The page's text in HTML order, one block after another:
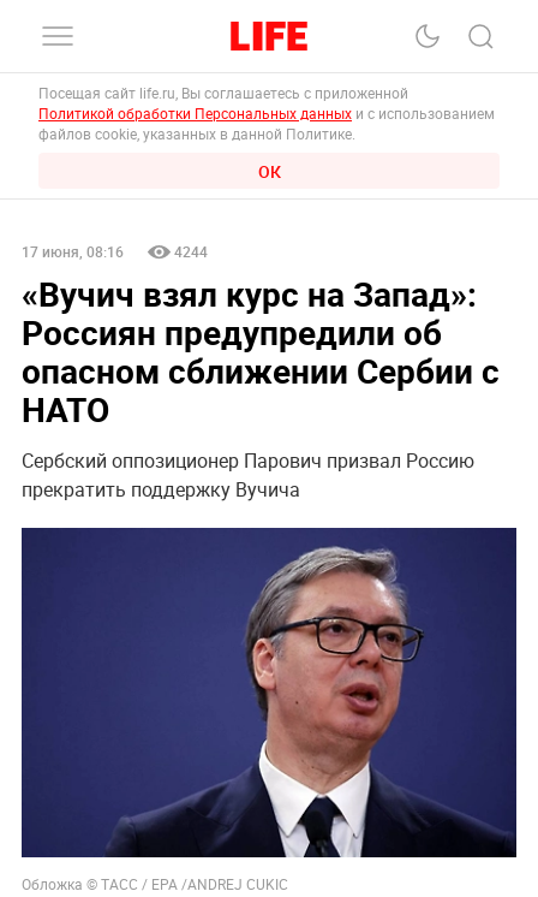
Посещая сайт life.ru, Вы соглашаетесь с приложенной
Политикой обработки Персональных данных и с использованием
файлов cookie, указанных в данной Политике.
ОК
17 июня, 08:16 4244
«Вучич взял курс на Запад»:
Россиян предупредили об
опасном сближении Сербии с
НАТО
Сербский оппозиционер Парович призвал Россию
прекратить поддержку Вучича
Обложка © ТАСС / ЕРА /ANDREJ CUKIC